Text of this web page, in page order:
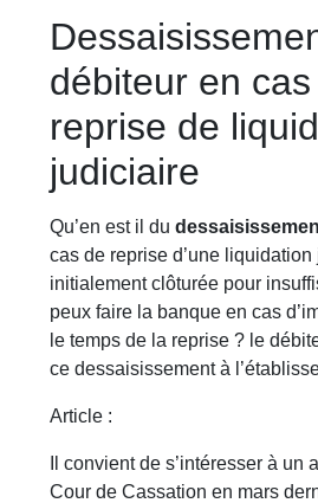
débiteur en
reprise de
judiciaire
Qu’en est il du
cas de reprise d’une
initialement clôturée pour
peux faire la banque en cas
le temps de la reprise ? le
ce dessaisissement à
Article :
Il convient de s’intéresser à un
Cour de Cassation en mars